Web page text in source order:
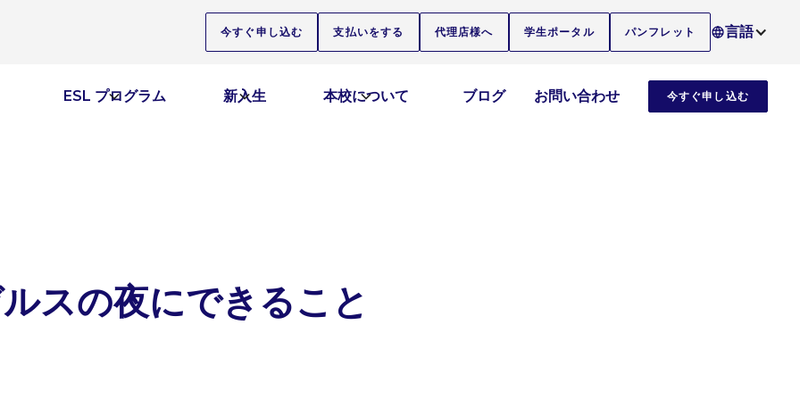
今すぐ申し込む 支払いをする 代理店様へ 学生ポータル パンフレット 言語
ESL プログラム 新入生 本校について ブログ お問い合わせ 今すぐ申し込む
スの夜にできること